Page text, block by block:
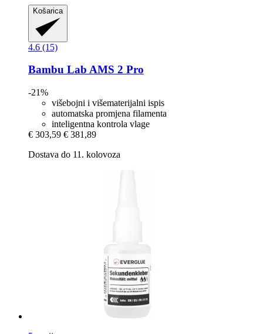
Košarica
4.6 (15)
Bambu Lab AMS 2 Pro
-21%
višebojni i višematerijalni ispis
automatska promjena filamenta
inteligentna kontrola vlage
€ 303,59 € 381,89
Dostava do 11. kolovoza